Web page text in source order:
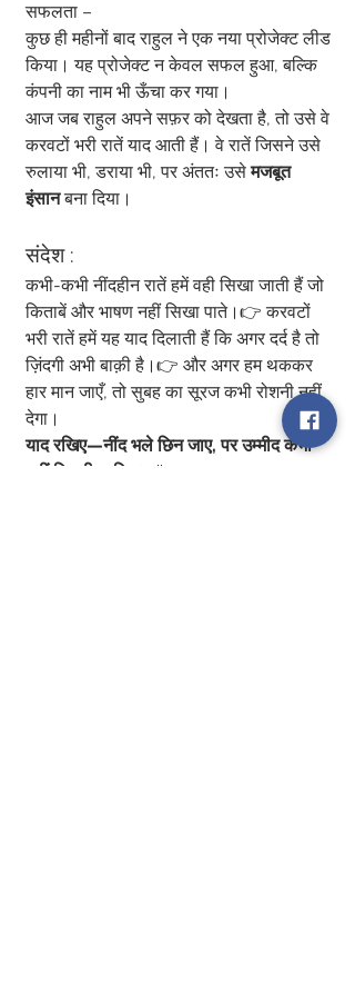
सफलता –
कुछ ही महीनों बाद राहुल ने एक नया प्रोजेक्ट लीड
किया। यह प्रोजेक्ट न केवल सफल हुआ, बल्कि
कंपनी का नाम भी ऊँचा कर गया।
आज जब राहुल अपने सफ़र को देखता है, तो उसे वे
करवटों भरी रातें याद आती हैं। वे रातें जिसने उसे
रुलाया भी, डराया भी, पर अंततः उसे मजबूत
इंसान बना दिया।
संदेश :
कभी-कभी नींदहीन रातें हमें वही सिखा जाती हैं जो
किताबें और भाषण नहीं सिखा पाते।👉 करवटों
भरी रातें हमें यह याद दिलाती हैं कि अगर दर्द है तो
ज़िंदगी अभी बाक़ी है।👉 और अगर हम थककर
हार मान जाएँ, तो सुबह का सूरज कभी रोशनी नहीं
देगा।
याद रखिए—नींद भले छिन जाए, पर उम्मीद कभी
नहीं छिननी चाहिए।
🌅